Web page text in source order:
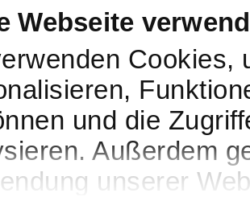
Webseite
Cookies,
und die
Außerdem
unserer